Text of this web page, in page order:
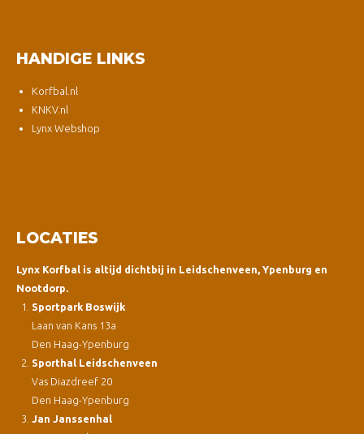
HANDIGE LINKS
Korfbal.nl
KNKV.nl
Lynx Webshop
LOCATIES
Lynx Korfbal is altijd dichtbij in Leidschenveen, Ypenburg en
Nootdorp.
Sportpark Boswijk
Laan van Kans 13a
Den Haag-Ypenburg
Sporthal Leidschenveen
Vas Diazdreef 20
Den Haag-Ypenburg
Jan Janssenhal